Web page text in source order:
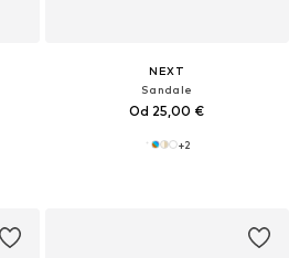
NEXT
Sandale
Od 25,00 €
+2